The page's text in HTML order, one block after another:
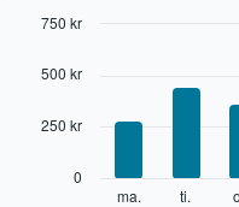
akse
månedene.
chart
bars.
Diagrammet
graphic.
ma. ti.
0
250 kr
500 kr
750 kr